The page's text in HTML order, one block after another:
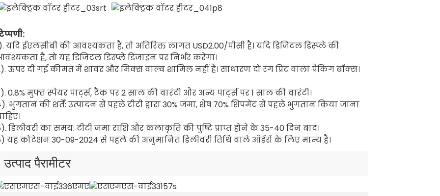
यदि ईएलसीबी की आवश्यकता है, तो अतिरिक्त लागत USD2.00/पीसी है। यदि डिजिटल डिस्प्ले की
है, तो यह डिजिटल डिस्प्ले डिजाइन पर निर्भर करेगा।
ऊपर दी गई कीमत में शावर और मिक्स वाल्व शामिल नहीं हैं। साधारण दो रंग प्रिंट वाला पैकिंग बॉक्स।
0.8% मुफ्त स्पेयर पार्ट्स, टैंक पर 2 साल की वारंटी और अन्य पार्ट्स पर 1 साल की वारंटी।
भुगतान की शर्तें: उत्पादन से पहले टीटी द्वारा 30% जमा, शेष 70% शिपमेंट से पहले भुगतान किया जाना
डिलीवरी का समय: टीटी जमा राशि और कलाकृति की पुष्टि प्राप्त होने के 35-40 दिन बाद।
यह कोटेशन 30-09-2024 से पहले की अनुमानित डिलीवरी तिथि वाले ऑर्डरों के लिए मान्य है।
उत्पाद पैरामीटर